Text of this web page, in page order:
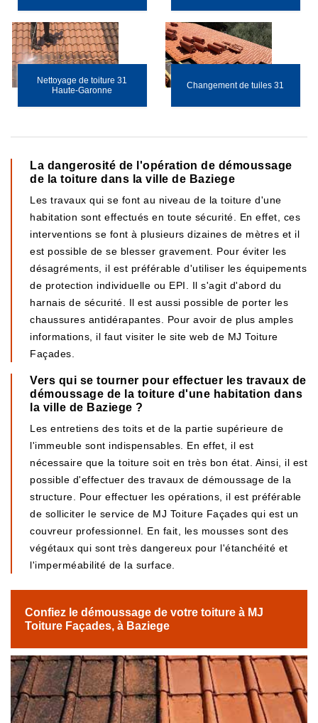
Nettoyage de toiture 31
Haute-Garonne
Changement de tuiles 31
La dangerosité de l'opération de démoussage
de la toiture dans la ville de Baziege
Les travaux qui se font au niveau de la toiture d'une
habitation sont effectués en toute sécurité. En effet, ces
interventions se font à plusieurs dizaines de mètres et il
est possible de se blesser gravement. Pour éviter les
désagréments, il est préférable d'utiliser les équipements
de protection individuelle ou EPI. Il s'agit d'abord du
harnais de sécurité. Il est aussi possible de porter les
chaussures antidérapantes. Pour avoir de plus amples
informations, il faut visiter le site web de MJ Toiture
Façades.
Vers qui se tourner pour effectuer les travaux de
démoussage de la toiture d'une habitation dans
la ville de Baziege ?
Les entretiens des toits et de la partie supérieure de
l'immeuble sont indispensables. En effet, il est
nécessaire que la toiture soit en très bon état. Ainsi, il est
possible d'effectuer des travaux de démoussage de la
structure. Pour effectuer les opérations, il est préférable
de solliciter le service de MJ Toiture Façades qui est un
couvreur professionnel. En fait, les mousses sont des
végétaux qui sont très dangereux pour l'étanchéité et
l'imperméabilité de la surface.
Confiez le démoussage de votre toiture à MJ
Toiture Façades, à Baziege